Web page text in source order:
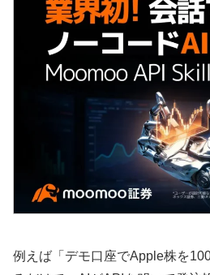
例えば「デモ口座でApple株を